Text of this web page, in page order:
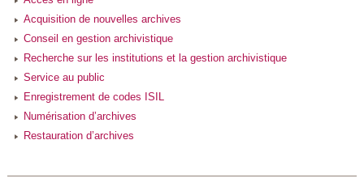
Acquisition de nouvelles archives
Conseil en gestion archivistique
Recherche sur les institutions et la gestion archivistique
Service au public
Enregistrement de codes ISIL
Numérisation d’archives
Restauration d’archives